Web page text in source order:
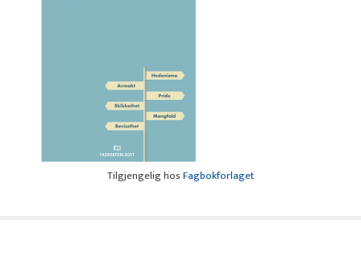
Tilgjengelig hosFagbokforlaget